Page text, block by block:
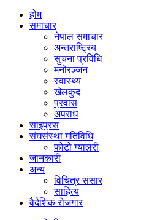
होम
समाचार
नेपाल समाचार
अन्तराष्ट्रिय
सुचना प्रविधि
मनोरञ्जन
स्वास्थ्य
खेलकुद
प्रवास
अपराध
साइप्रस
संघसंस्था गतिविधि
फोटो ग्यालरी
जानकारी
अन्य
विचित्र संसार
साहित्य
वैदेशिक रोजगार